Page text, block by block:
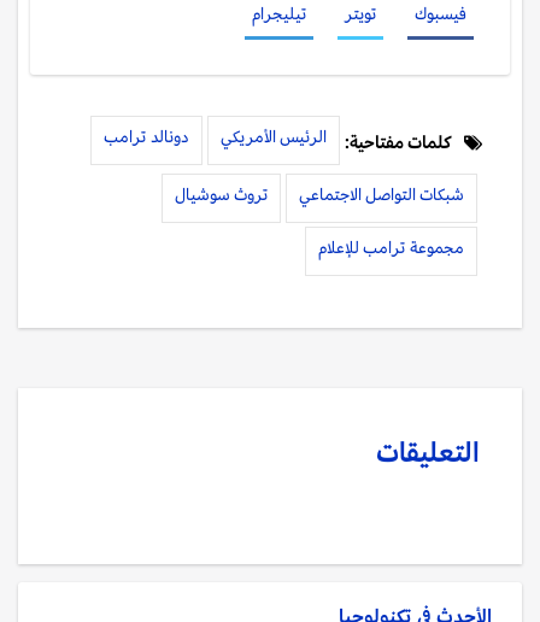
فيسبوك تويتر تيليجرام
كلمات مفتاحية: الرئيس الأمريكي دونالد ترامب
شبكات التواصل الاجتماعي تروث سوشيال
مجموعة ترامب للإعلام
التعليقات
الأحدث في تكنولوجيا